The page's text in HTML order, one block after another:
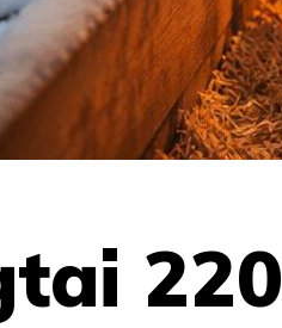
220